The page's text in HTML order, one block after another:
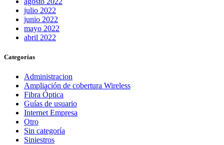
julio 2022
junio 2022
mayo 2022
abril 2022
Categorías
Administracion
Ampliación de cobertura Wireless
Fibra Óptica
Guías de usuario
Internet Empresa
Otro
Sin categoría
Siniestros